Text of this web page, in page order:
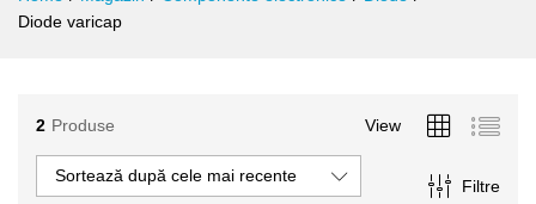
Diode varicap
2 Produse View
Filtre
Sortează după cele mai recente